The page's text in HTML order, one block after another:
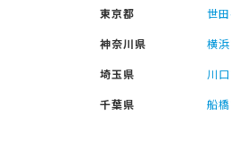
東京都 世
神奈川県
横
埼玉県
川
千葉県
船